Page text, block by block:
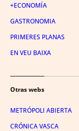
+ECONOMÍA
GASTRONOMIA
PRIMERES PLANAS
EN VEU BAIXA
Otras webs
METRÓPOLI ABIERTA
CRÓNICA VASCA